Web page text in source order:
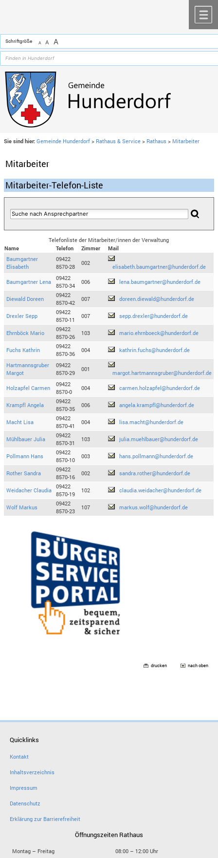
Schriftgröße A A A
Sie sind hier: Gemeinde Hunderdorf > Rathaus & Service > Rathaus > Mitarbeiter
Mitarbeiter
Mitarbeiter-Telefon-Liste
Telefonliste der Mitarbeiter/innen der Verwaltung
Name
Telefon Zimmer
Mail
Baumgartner
Elisabeth
09422
8570-28
002
elisabeth.baumgartner@hunderdorf.de
Baumgartner Lena
09422
8570-34
006 lena.baumgartner@hunderdorf.de
Diewald Doreen
09422
8570-42
007 doreen.diewald@hunderdorf.de
Drexler Sepp
09422
8570-11
007 sepp.drexler@hunderdorf.de
Ehrnböck Mario
09422
8570-26
103 mario.ehrnboeck@hunderdorf.de
Fuchs Kathrin
09422
8570-36
004 kathrin.fuchs@hunderdorf.de
Hartmannsgruber
Margot
09422
8570-29
001
margot.hartmannsgruber@hunderdorf.de
Holzapfel Carmen
09422
8570-0
004 carmen.holzapfel@hunderdorf.de
Krampfl Angela
09422
8570-35
006 angela.krampfl@hunderdorf.de
Macht Lisa
09422
8570-41
004 lisa.macht@hunderdorf.de
Mühlbauer Julia
09422
8570-31
103 julia.muehlbauer@hunderdorf.de
Pollmann Hans
09422
8570-10
003 hans.pollmann@hunderdorf.de
Rother Sandra
09422
8570-16
002 sandra.rother@hunderdorf.de
Weidacher Claudia
09422
8570-19
102 claudia.weidacher@hunderdorf.de
Wolf Markus
09422
8570-23
107 markus.wolf@hunderdorf.de
drucken nach oben
Quicklinks
Kontakt
Inhaltsverzeichnis
Impressum
Datenschutz
Erklärung zur Barrierefreiheit
Öffnungszeiten Rathaus
Montag – Freitag
08:00 – 12:00 Uhr